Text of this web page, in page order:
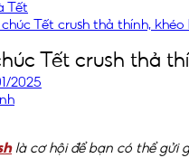
Tết
Tết crush thả thính, khéo
Tết crush thả
2025
là cơ hội để bạn có thể gửi